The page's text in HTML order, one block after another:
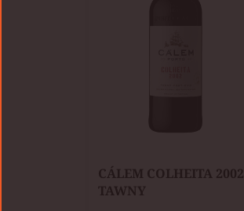
CÁLEM COLHEITA 2002
TAWNY